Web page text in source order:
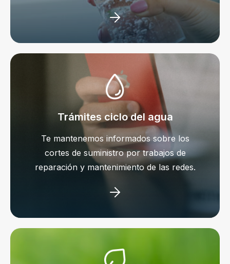
Trámites ciclo del agua
Te mantenemos informados sobre los
cortes de suministro por trabajos de
reparación y mantenimiento de las redes.